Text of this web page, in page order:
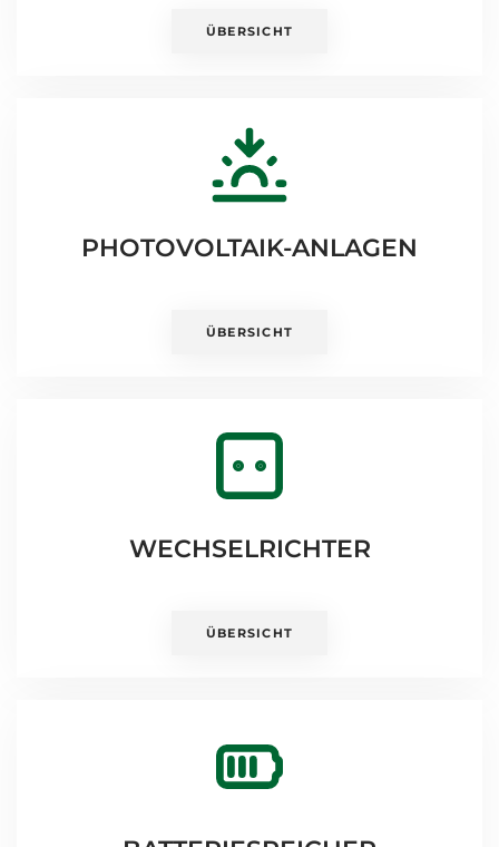
ÜBERSICHT
PHOTOVOLTAIK-ANLAGEN
ÜBERSICHT
WECHSELRICHTER
ÜBERSICHT